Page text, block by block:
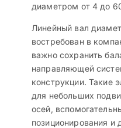
диаметром от 4 до
Линейный вал
востребован в
важно сохранить
направляющей
конструкции. Такие
для небольших
осей,
позиционирования и